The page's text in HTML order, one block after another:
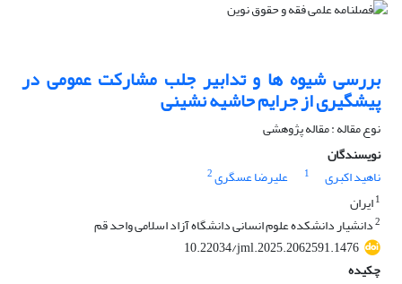
بررسی شیوه ها و تدابیر جلب مشارکت عمومی در
پیشگیری از جرایم حاشیه نشینی
نوع مقاله : مقاله پژوهشی
نویسندگان
ناهید اکبری
1 علیرضا عسگری2
1ایران
2دانشیار دانشکده علوم انسانی دانشگاه آزاد اسلامی واحد قم
10.22034/jml.2025.2062591.1476
چکیده